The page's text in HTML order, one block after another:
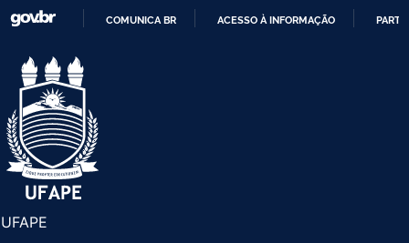
Pular
COMUNICA BR ACESSO À INFORMAÇÃO
UFAPE